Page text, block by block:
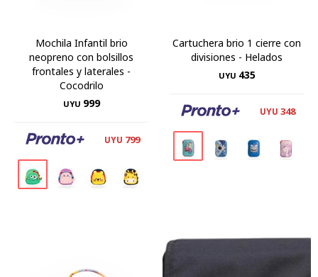
Mochila Infantil brio
neopreno con bolsillos
frontales y laterales -
Cocodrilo
UYU 999
UYU 799
Cartuchera brio 1 cierre con
divisiones - Helados
UYU 435
UYU 348